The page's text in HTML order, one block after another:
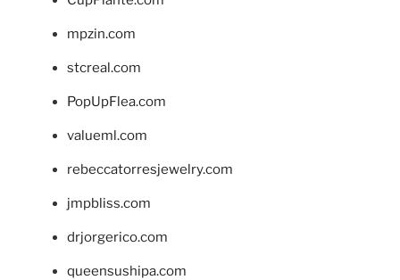
mpzin.com
stcreal.com
PopUpFlea.com
valueml.com
rebeccatorresjewelry.com
jmpbliss.com
drjorgerico.com
queensushipa.com